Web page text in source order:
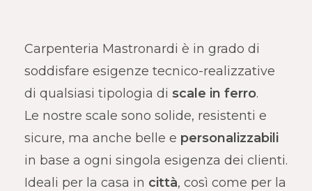
Carpenteria Mastronardi è in grado di
soddisfare esigenze tecnico-realizzative
di qualsiasi tipologia di scale in ferro.
Le nostre scale sono solide, resistenti e
sicure, ma anche belle e personalizzabili
in base a ogni singola esigenza dei clienti.
Ideali per la casa in città, così come per la